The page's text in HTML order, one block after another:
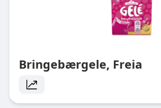
Bringebærgele, Freia